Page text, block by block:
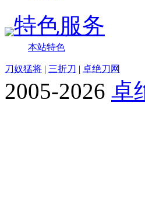
特色服务
本站特色
刀奴猛将 | 三折刀 | 卓绝刀网
2005-2026 卓